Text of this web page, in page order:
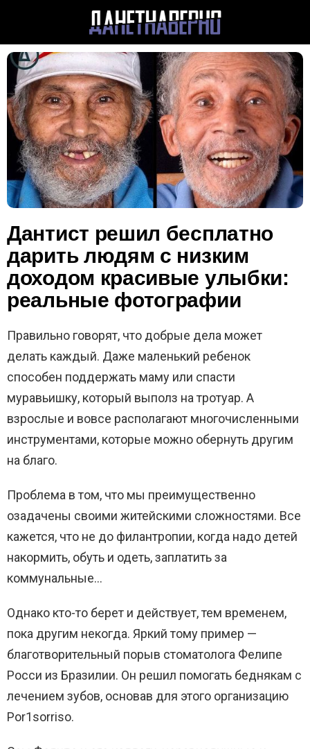
Дантист решил бесплатно
дарить людям с низким
доходом красивые улыбки:
реальные фотографии
Правильно говорят, что добрые дела может
делать каждый. Даже маленький ребенок
способен поддержать маму или спасти
муравьишку, который выполз на тротуар. А
взрослые и вовсе располагают многочисленными
инструментами, которые можно обернуть другим
на благо.
Проблема в том, что мы преимущественно
озадачены своими житейскими сложностями. Все
кажется, что не до филантропии, когда надо детей
накормить, обуть и одеть, заплатить за
коммунальные…
Однако кто-то берет и действует, тем временем,
пока другим некогда. Яркий тому пример —
благотворительный порыв стоматолога Фелипе
Росси из Бразилии. Он решил помогать беднякам с
лечением зубов, основав для этого организацию
Por1sorriso.